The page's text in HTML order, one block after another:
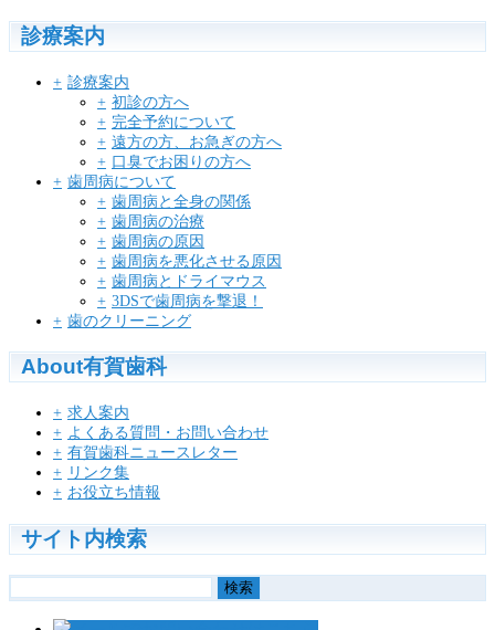
診療案内
診療案内
初診の方へ
完全予約について
遠方の方、お急ぎの方へ
口臭でお困りの方へ
歯周病について
歯周病と全身の関係
歯周病の治療
歯周病の原因
歯周病を悪化させる原因
歯周病とドライマウス
3DSで歯周病を撃退！
歯のクリーニング
About有賀歯科
求人案内
よくある質問・お問い合わせ
有賀歯科ニュースレター
リンク集
お役立ち情報
サイト内検索